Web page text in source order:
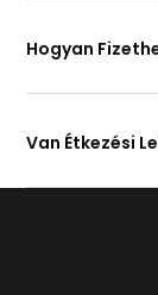
Hogyan
Van Étkezési